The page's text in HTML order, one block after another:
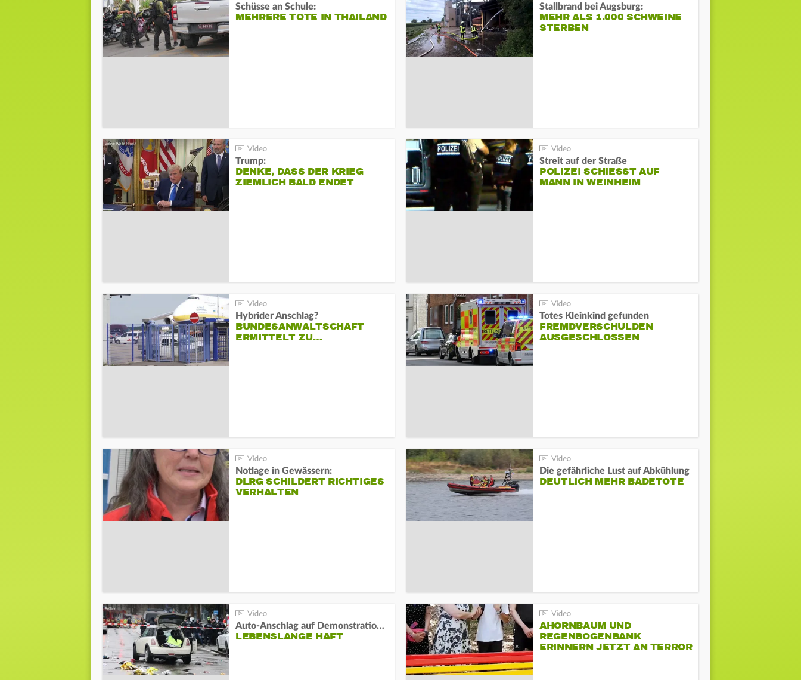
Schüsse an Schule:
MEHRERE TOTE IN THAILAND
Stallbrand bei Augsburg:
MEHR ALS 1.000 SCHWEINE
STERBEN
Trump:
DENKE, DASS DER KRIEG
ZIEMLICH BALD ENDET
Streit auf der Straße
POLIZEI SCHIESST AUF M
ANN IN WEINHEIM
Hybrider Anschlag?
BUNDESANWALTSCHAFT
ERMITTELT ZU…
Totes Kleinkind gefunden
FREMDVERSCHULDEN
AUSGESCHLOSSEN
Notlage in Gewässern:
DLRG SCHILDERT RICHTIGES
VERHALTEN
Die gefährliche Lust auf Abkühlung
DEUTLICH MEHR BADETOTE
Auto-Anschlag auf Demonstration in München:
LEBENSLANGE HAFT
AHORNBAUM UND
REGENBOGENBANK
ERINNERN JETZT AN TERROR